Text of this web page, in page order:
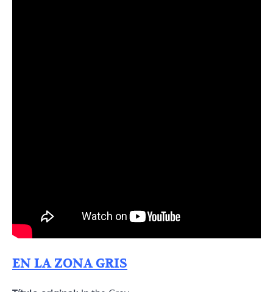
EN LA ZONA GRIS